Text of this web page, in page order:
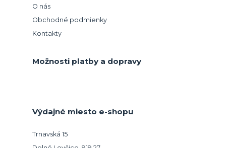
O nás
Obchodné podmienky
Kontakty
Možnosti platby a dopravy
Výdajné miesto e-shopu
Trnavská 15